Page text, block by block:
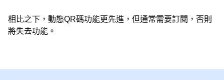
相比之下，動態QR碼功能更先進，但通常需要訂閱，否則
將失去功能。